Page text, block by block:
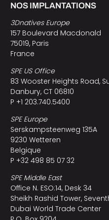
NOS IMPLANTATIONS
3Dnatives Europe
157 Boulevard Macdonald
75019, Paris
France
SPE US Office
83 Wooster Heights Road,
Danbury, CT 06810
P +1 203.740.5400
SPE Europe
Serskampsteenweg 135A
9230 Wetteren
Belgique
P +32 498 85 07 32
SPE Middle East
Office N. ESO:14, Desk 34
Sheikh Rashid Tower,
Dubai World Trade Center